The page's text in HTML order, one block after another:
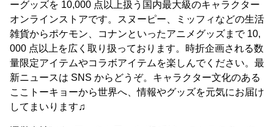
ーグッズを 10,000 点以上扱う国内最大級のキャラクター
オンラインストアです。スヌーピー、ミッフィなどの生活
雑貨からポケモン、コナンといったアニメグッズまで 10,
000 点以上を広く取り扱っております。時折企画される数
量限定アイテムやコラボアイテムを楽しんでください。最
新ニュースは SNS からどうぞ。キャラクター文化のある
ここトーキョーから世界へ、情報やグッズを元気にお届け
してまいります♫